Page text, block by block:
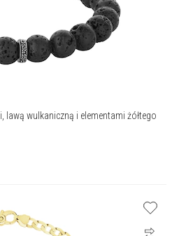
lawą wulkaniczną i elementami żółtego